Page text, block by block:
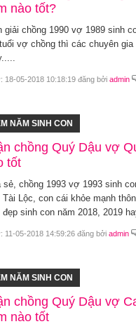
nào tốt?
giải chồng 1990 vợ 1989 sinh
vợ chồng thì các chuyên
18-05-2018 10:18:19 đăng bởi admin
NĂM SINH CON
chồng Quý Dậu vợ
tốt
sẻ, chồng 1993 vợ 1993 sinh
Tài Lộc, con cái khỏe mạnh
đẹp sinh con năm 2018, 2019
11-05-2018 14:59:26 đăng bởi admin
NĂM SINH CON
chồng Quý Dậu vợ
nào tốt